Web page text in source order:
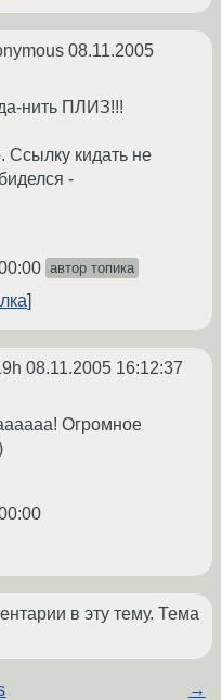
08.11.2005
нить ПЛИЗ!!!
Ссылку кидать не
-
автор топика
08.11.2005 16:12:37
Огромное
в эту тему. Тема
→